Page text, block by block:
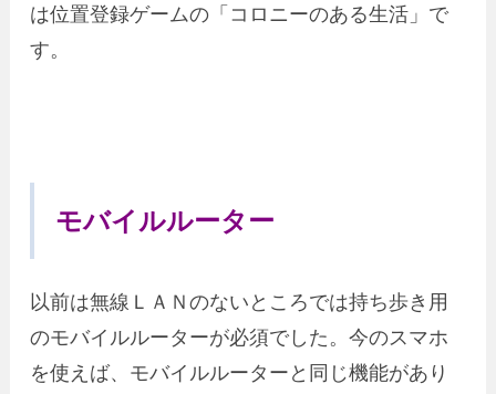
は位置登録ゲームの「コロニーのある生活」で
す。
モバイルルーター
以前は無線ＬＡＮのないところでは持ち歩き用
のモバイルルーターが必須でした。今のスマホ
を使えば、モバイルルーターと同じ機能があり